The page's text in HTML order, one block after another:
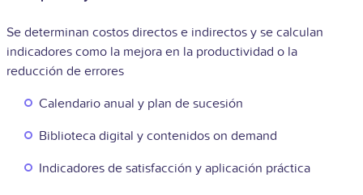
Se determinan costos directos e indirectos y se calculan
indicadores como la mejora en la productividad o la
reducción de errores
Calendario anual y plan de sucesión
Biblioteca digital y contenidos on demand
Indicadores de satisfacción y aplicación práctica